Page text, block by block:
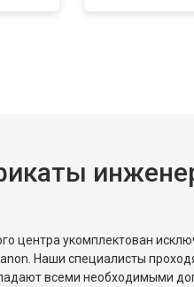
центра укомплектован
Наши специалисты
всеми необходимыми